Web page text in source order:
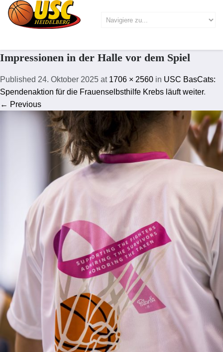
Impressionen in der Halle vor dem Spiel
Published 24. Oktober 2025 at 1706 × 2560 in USC BasCats:
Spendenaktion für die Frauenselbsthilfe Krebs läuft weiter.
← Previous